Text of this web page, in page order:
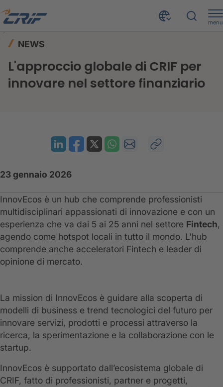
menu
NEWS
L'approccio globale di CRIF per
innovare nel settore finanziario
23 gennaio 2026
InnovEcos è un hub che comprende professionisti
multidisciplinari appassionati di innovazione e con un
esperienza che va dai 5 ai 25 anni nel settore Fintech,
agendo come hotspot locali in tutto il mondo. L'hub
comprende anche acceleratori Fintech e leader di
opinione di mercato.
La mission di InnovEcos è guidare alla scoperta di
modelli di business e trend tecnologici del futuro per
innovare servizi, prodotti e processi attraverso la
ricerca, la sperimentazione e la collaborazione con le
startup.
InnovEcos è supportato dall’ecosistema globale di
CRIF, fatto di professionisti, partner e progetti,